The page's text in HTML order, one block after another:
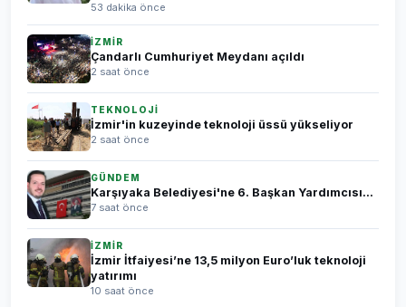
53 dakika önce
İZMİR
Çandarlı Cumhuriyet Meydanı açıldı
2 saat önce
TEKNOLOJİ
İzmir'in kuzeyinde teknoloji üssü yükseliyor
2 saat önce
GÜNDEM
Karşıyaka Belediyesi'ne 6. Başkan Yardımcısı...
7 saat önce
İZMİR
İzmir İtfaiyesi’ne 13,5 milyon Euro’luk teknoloji
yatırımı
10 saat önce